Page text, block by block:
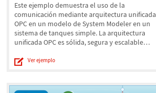
Este ejemplo demuestra el uso de la
comunicación mediante arquitectura unificada
OPC en un modelo de System Modeler en un
sistema de tanques simple. La arquitectura
unificada OPC es sólida, segura y escalable…
Ver ejemplo